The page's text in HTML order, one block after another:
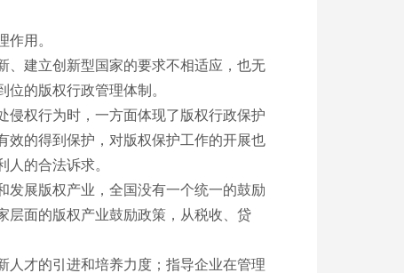
用。
建立创新型国家的要求不相适应，也无
的版权行政管理体制。
权行为时，一方面体现了版权行政保护
效的得到保护，对版权保护工作的开展也
的合法诉求。
展版权产业，全国没有一个统一的鼓励
层面的版权产业鼓励政策，从税收、贷
才的引进和培养力度；指导企业在管理